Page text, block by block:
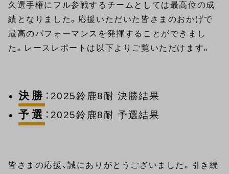
久選手権にフル参戦するチームとしては最高位の成
績となりました。応援いただいた皆さまのおかげで
最高のパフォーマンスを発揮することができまし
た。レースレポートは以下よりご覧いただけます。
決勝 ： 2025鈴鹿8耐 決勝結果
予選 ： 2025鈴鹿8耐 予選結果
皆さまの応援、誠にありがとうございました。引き続